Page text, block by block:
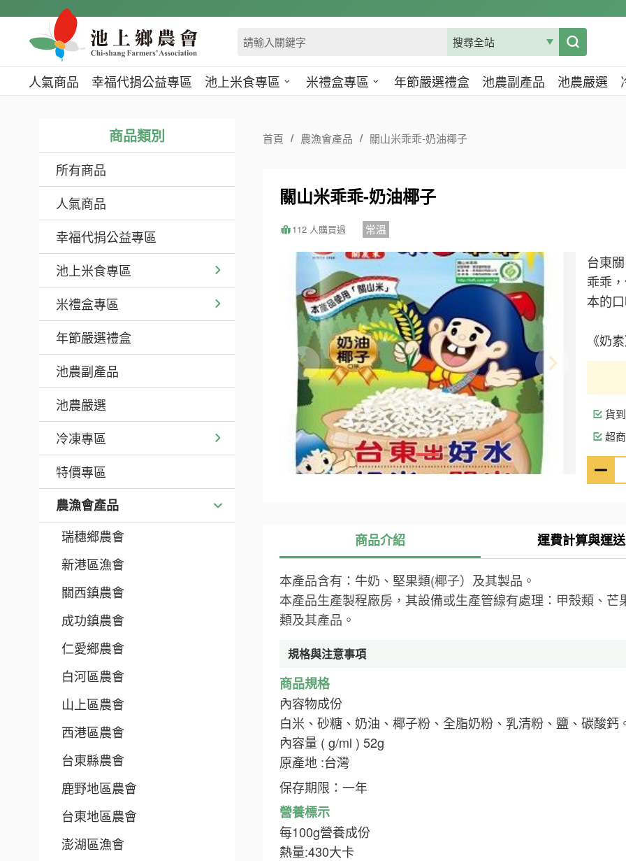
容
人氣商品 幸福代捐公益專區 池上米食專區 米禮盒專區 年節嚴選禮盒 池農副產品 池農嚴選
商品類別
所有商品
人氣商品
幸福代捐公益專區
池上米食專區
米禮盒專區
年節嚴選禮盒
池農副產品
池農嚴選
冷凍專區
特價專區
農漁會產品
瑞穗鄉農會
新港區漁會
關西鎮農會
成功鎮農會
仁愛鄉農會
白河區農會
山上區農會
西港區農會
台東縣農會
鹿野地區農會
台東地區農會
澎湖區漁會
首頁 農漁會產品 關山米乖乖-奶油椰子
關山米乖乖-奶油椰子
112 人購買過 常溫
台東
乖乖
本的
《奶
貨
超
商品介紹
本產品含有：牛奶、堅果類(椰子）及其製品。
本產品生產製程廠房，其設備或生產管線有處理：甲殼類、
類及其產品。
規格與注意事項
商品規格
內容物成份
白米、砂糖、奶油、椰子粉、全脂奶粉、乳清粉、鹽、碳酸鈣
內容量 ( g/ml ) 52g
原產地 :台灣
保存期限：一年
營養標示
每100g營養成份
熱量:430大卡
運費計算與運送